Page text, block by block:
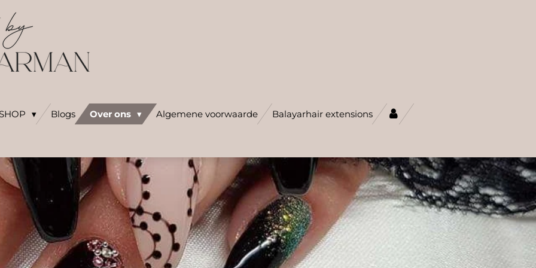
Blogs Over ons Algemene voorwaarde Balayarhair extensions